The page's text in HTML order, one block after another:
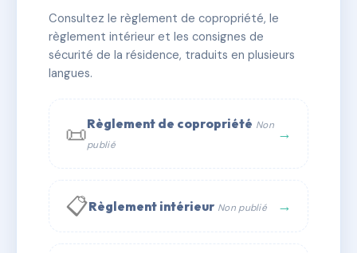
✓ Immatriculée 🏠 24 lots 🏗 1 bâtiment(s)
📞 Contacter Syndic Digital
Consultez le règlement de copropriété, le
règlement intérieur et les consignes de
sécurité de la résidence, traduits en plusieurs
langues.
📜Règlement de copropriété Non
publié
→
📋Règlement intérieur Non publié →